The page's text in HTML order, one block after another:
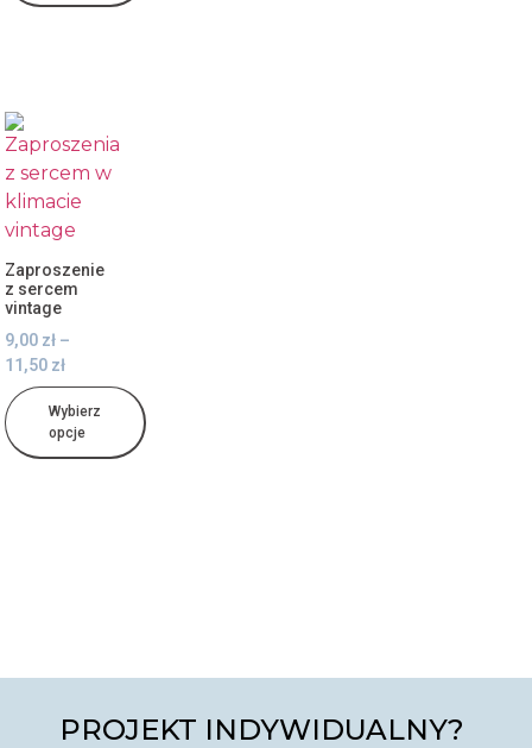
Zaproszenie
z sercem
vintage
9,00 zł –
11,50 zł
Wybierz
opcje
PROJEKT INDYWIDUALNY?